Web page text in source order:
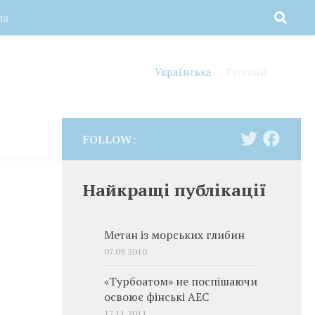
Українська Русский
FOLLOW:
Найкращі публікації
Метан із морських глибин
07.09.2010
«Турбоатом» не поспішаючи
освоює фінські АЕС